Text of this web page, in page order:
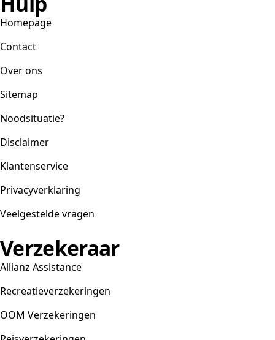
Homepage
Contact
Over ons
Sitemap
Noodsituatie?
Disclaimer
Klantenservice
Privacyverklaring
Veelgestelde vragen
Verzekeraar
Allianz Assistance
Recreatieverzekeringen
OOM Verzekeringen